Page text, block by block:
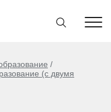
(с двумя